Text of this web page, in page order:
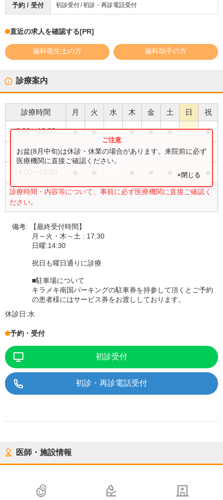
予約 / 受付 初診受付 初診・再診電話受付
直近の求人を確認する[PR]
歯科衛生士の方 歯科助手の方
診療案内
診療時間 月 火 水 木 金 土 日 祝
9:00〜13:00 ● ● ● ● ● ●
9:00〜15:00 ●
診療時間・内容等について、事前に必ず医療機関に直接ご確認く
ださい。
お盆(8月中旬)は休診・休業の場合があります。来院前に必ず
医療機関に直接ご確認ください。
×閉じる
備考:
【最終受付時間】
月～火・木～土 : 17:30
日曜:14:30
祝日も曜日通りに診療
■駐車場について
キラメキ南国パーキングの駐車券を持参して頂くとご予約
の患者様にはサービス券をお渡ししております。
休診日:水
予約・受付
初診受付
初診・再診電話受付
医師・施設情報